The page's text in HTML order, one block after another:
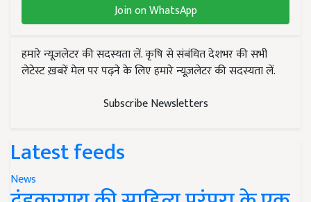
Join on WhatsApp
हमारे न्यूज़लेटर की सदस्यता लें. कृषि से संबंधित देशभर की सभी
लेटेस्ट ख़बरें मेल पर पढ़ने के लिए हमारे न्यूज़लेटर की सदस्यता लें.
Subscribe Newsletters
Latest feeds
News